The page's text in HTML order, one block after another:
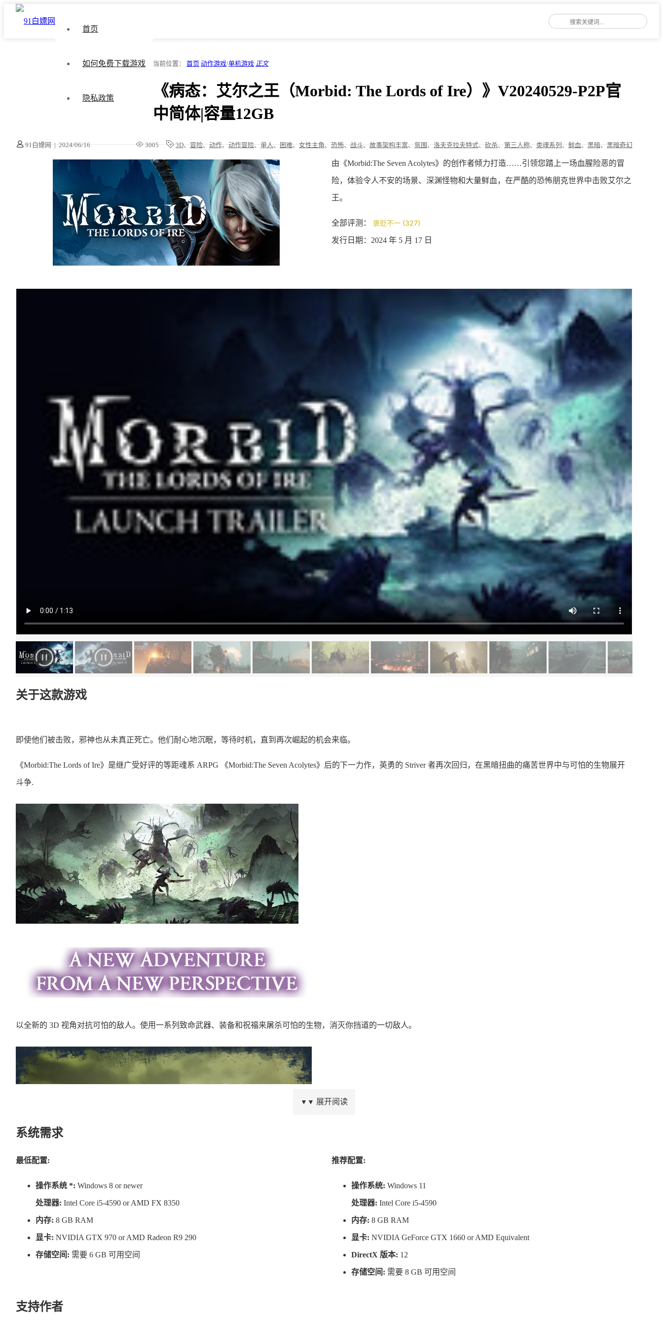
首页
如何免费下载游戏
隐私政策
当前位置： 首页 动作游戏/单机游戏 正文
《病态：艾尔之王（Morbid: The Lords of Ire）》V20240529-P2P官
中简体|容量12GB
91白嫖网 | 2024/06/16 3005 3D、冒险、动作、动作冒险、单人、困难、女性主角、恐怖、战斗、故事架构丰富、氛围、洛夫克拉夫特式、砍杀、第三人称、类魂系列、鲜血、黑暗、黑暗奇幻
由《Morbid:The Seven Acolytes》的创作者倾力打造……引领您踏上一场血腥险恶的冒
险，体验令人不安的场景、深渊怪物和大量鲜血，在严酷的恐怖朋克世界中击败艾尔之
王。
全部评测： 褒贬不一 (327)
发行日期：2024 年 5 月 17 日
关于这款游戏
即使他们被击败，邪神也从未真正死亡。他们耐心地沉眠，等待时机，直到再次崛起的机会来临。
《Morbid:The Lords of Ire》是继广受好评的等距魂系 ARPG 《Morbid:The Seven Acolytes》后的下一力作，英勇的 Striver 者再次回归，在黑暗扭曲的痛苦世界中与可怕的生物展开
斗争.
以全新的 3D 视角对抗可怕的敌人。使用一系列致命武器、装备和祝福来屠杀可怕的生物，消灭你挡道的一切敌人。
▼▼ 展开阅读
系统需求
最低配置:
操作系统 *: Windows 8 or newer
处理器: Intel Core i5-4590 or AMD FX 8350
内存: 8 GB RAM
显卡: NVIDIA GTX 970 or AMD Radeon R9 290
存储空间: 需要 6 GB 可用空间
推荐配置:
操作系统: Windows 11
处理器: Intel Core i5-4590
内存: 8 GB RAM
显卡: NVIDIA GeForce GTX 1660 or AMD Equivalent
DirectX 版本: 12
存储空间: 需要 8 GB 可用空间
支持作者